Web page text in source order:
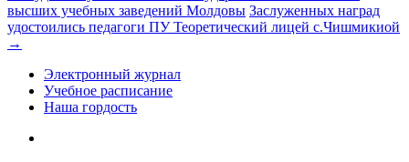
высших учебных заведений Молдовы Заслуженных наград
удостоились педагоги ПУ Теоретический лицей с.Чишмикиой
→
Электронный журнал
Учебное расписание
Наша гордость